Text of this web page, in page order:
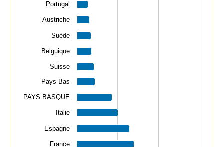
Portugal
Austriche
Suéde
Belguique
Suisse
Pays-Bas
PAYS BASQUE
Italie
Espagne
France